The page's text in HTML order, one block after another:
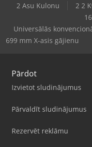
2 Asu Kulonu
2 2
Universālās
699 mm X-asis gājienu
Pārdot
Izvietot sludinājumus
Pārvaldīt sludinājumus
Rezervēt reklāmu